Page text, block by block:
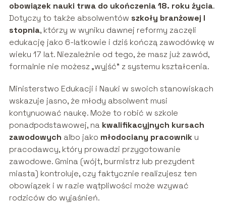
obowiązek nauki trwa do ukończenia 18. roku życia.
Dotyczy to także absolwentów szkoły branżowej I
stopnia, którzy w wyniku dawnej reformy zaczęli
edukację jako 6-latkowie i dziś kończą zawodówkę w
wieku 17 lat. Niezależnie od tego, że masz już zawód,
formalnie nie możesz „wyjść” z systemu kształcenia.
Ministerstwo Edukacji i Nauki w swoich stanowiskach
wskazuje jasno, że młody absolwent musi
kontynuować naukę. Może to robić w szkole
ponadpodstawowej, na kwalifikacyjnych kursach
zawodowych albo jako młodociany pracowniku
pracodawcy, który prowadzi przygotowanie
zawodowe. Gmina (wójt, burmistrz lub prezydent
miasta) kontroluje, czy faktycznie realizujesz ten
obowiązek i w razie wątpliwości może wzywać
rodziców do wyjaśnień.